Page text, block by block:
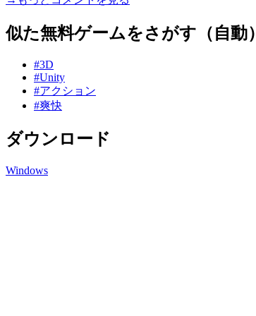
似た無料ゲームをさがす（自動）
#3D
#Unity
#アクション
#爽快
ダウンロード
Windows